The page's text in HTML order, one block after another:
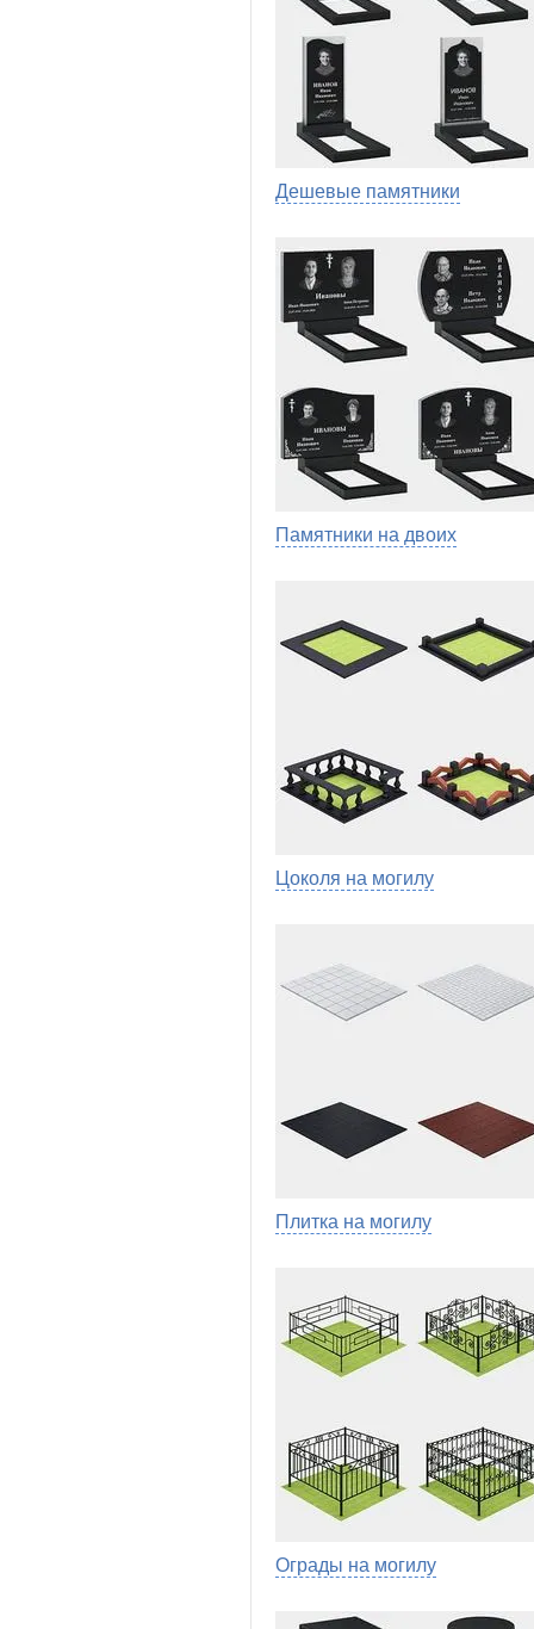
Дешевые памятники
Памятники на двоих
Цоколя на могилу
Плитка на могилу
Ограды на могилу